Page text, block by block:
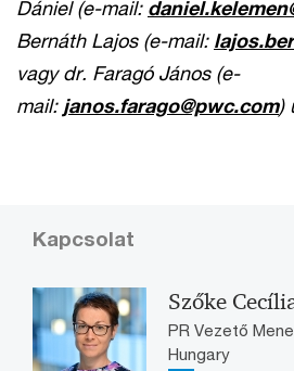
Dániel (e-mail:
Bernáth Lajos (e-mail:
vagy dr. Faragó János (e-
mail: janos.farago@pwc.com)
Kapcsolat
Szőke
PR Vezető
Hungary